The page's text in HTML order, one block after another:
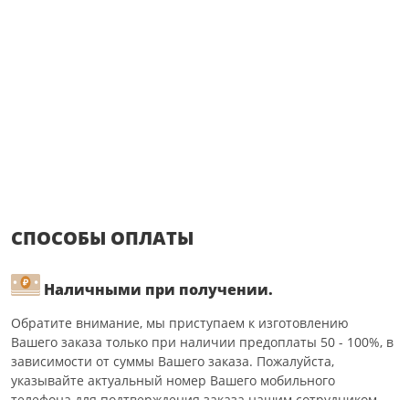
СПОСОБЫ ОПЛАТЫ
Наличными при получении.
Обратите внимание, мы приступаем к изготовлению
Вашего заказа только при наличии предоплаты 50 - 100%, в
зависимости от суммы Вашего заказа. Пожалуйста,
указывайте актуальный номер Вашего мобильного